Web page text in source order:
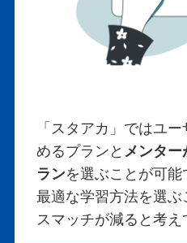
「スタアカ」ではユ
めるプランと メンタ
ランを選ぶことが可能
最適な学習方法を選ぶ
スマッチが減ると考え